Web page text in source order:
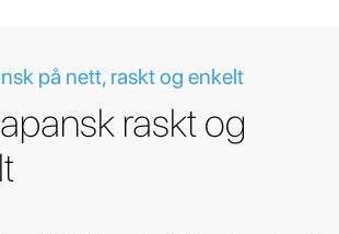
på nett, raskt og enkelt
raskt og